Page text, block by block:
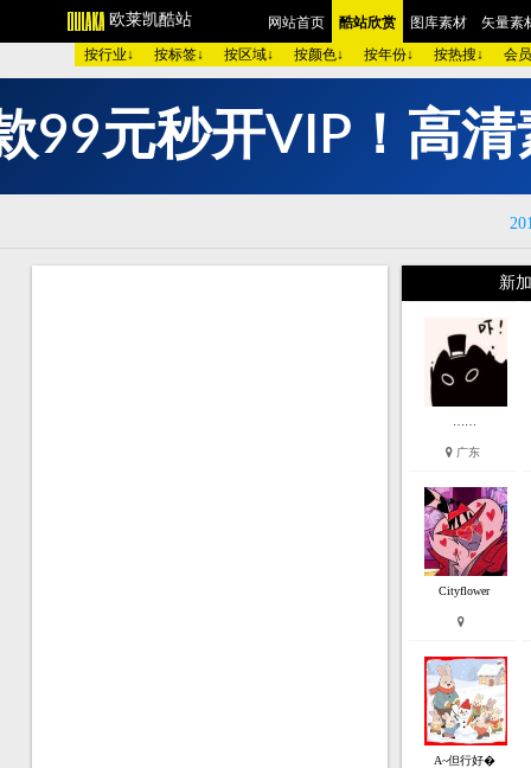
欧莱凯酷站 网站首页 酷站欣赏 图库素材
矢量素材
按行业↓
按标签↓ 按区域↓ 按颜色↓ 按年份↓ 按热搜↓ 会员区
图 库： 欧美酷图 平面设计 艺术摄影 包装设计 时装展示 酷
颜 色 >> 黑色酷站 白色酷站 红色酷站 蓝色酷站 紫
艺
购物商店 网络游戏 个人网站 集团企业 酒店宾馆 金
数码相机 珠宝首饰 庆
紫色模板
欧莱凯APP端下载
99元秒开 I
P
新
广东
Cityflower
A~但行好�